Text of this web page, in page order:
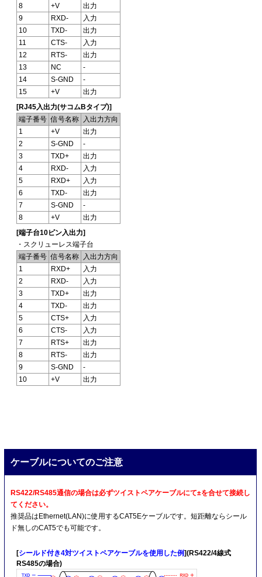
8 +V
出力
9
RXD-
入力
10
TXD-
出力
11
CTS-
入力
12
RTS-
出力
13
NC
-
14
S-GND
-
15
+V
出力
[RJ45入出力(サコムBタイプ)]
端子番号 信号名称
入出力方向
1
+V
出力
2
S-GND
-
3
TXD+
出力
4
RXD-
入力
5
RXD+
入力
6
TXD-
出力
7
S-GND
-
8
+V
出力
[端子台10ピン入出力]
・スクリューレス端子台
端子番号 信号名称
入出力方向
1
RXD+
入力
2
RXD-
入力
3
TXD+
出力
4
TXD-
出力
5
CTS+
入力
6
CTS-
入力
7
RTS+
出力
8
RTS-
出力
9
S-GND
-
10
+V 出力
ケーブルについてのご注意
RS422/RS485通信の場合は必ずツイストペアケーブルにて±を合せて接続し
てください。
推奨品はEthernet(LAN)に使用するCAT5Eケーブルです。短距離ならシール
ド無しのCAT5でも可能です。
[シールド付き4対ツイストペアケーブルを使用した例](RS422/4線式
RS485の場合)